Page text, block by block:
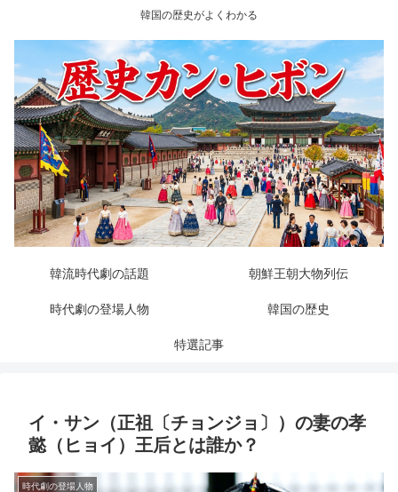
韓国の歴史がよくわかる
韓流時代劇の話題 朝鮮王朝大物列伝
時代劇の登場人物 韓国の歴史
特選記事
イ・サン（正祖〔チョンジョ〕）の妻の孝
懿（ヒョイ）王后とは誰か？
時代劇の登場人物